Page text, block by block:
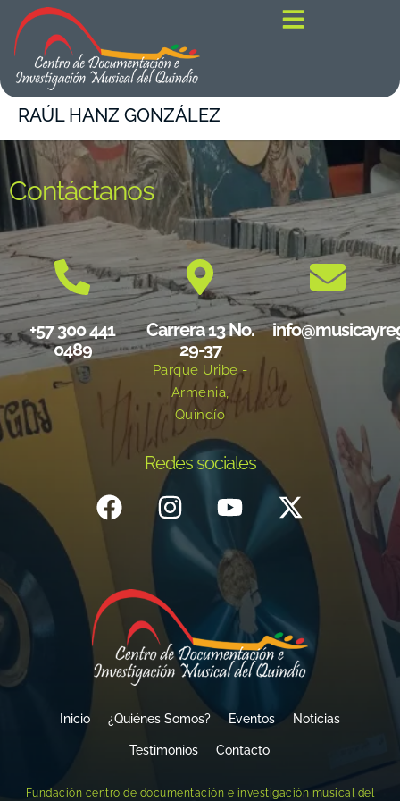
contenido
RAÚL HANZ GONZÁLEZ
Contáctanos
+57 300 441
0489
Carrera 13 No.
29-37
Parque Uribe -
Armenia,
Quindío
Redes sociales
Inicio ¿Quiénes Somos? Eventos Noticias
Testimonios Contacto
Fundación centro de documentación e investigación musical del